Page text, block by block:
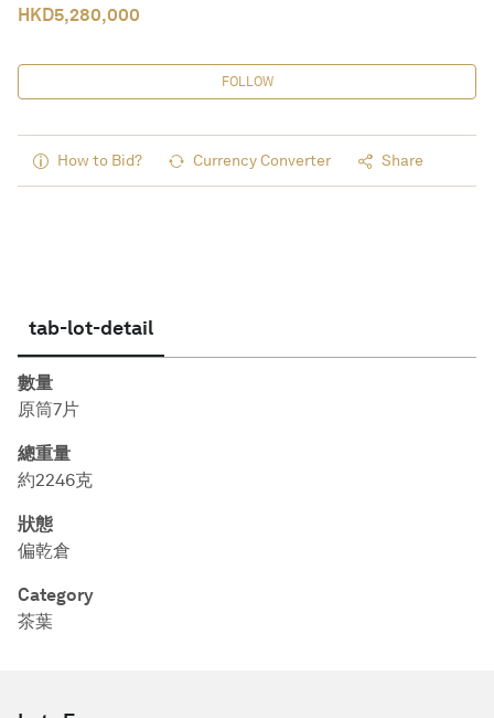
HKD5,280,000
FOLLOW
How to Bid? Currency Converter Share
tab-lot-detail
數量
原筒7片
總重量
約2246克
狀態
偏乾倉
Category
茶葉